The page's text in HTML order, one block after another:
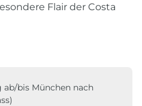
Flair der Costa
ab/bis München nach